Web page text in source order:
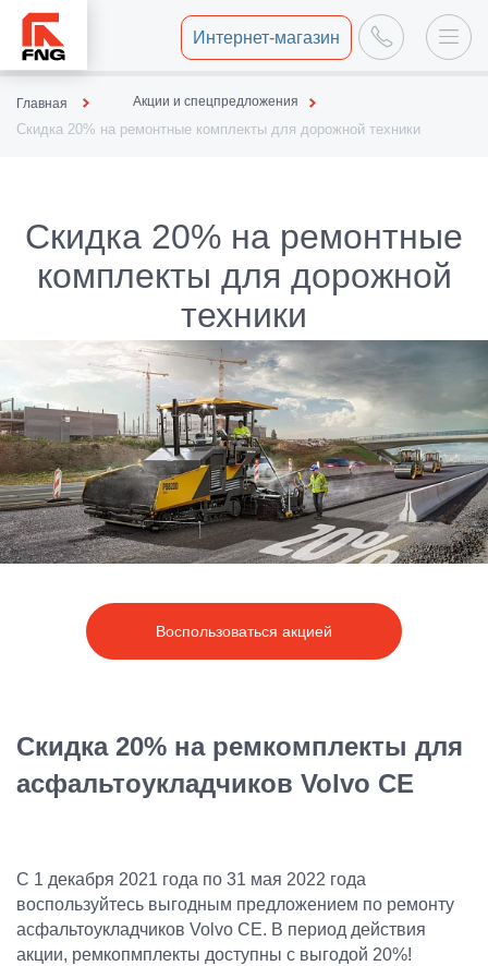
Интернет-магазин
Главная Акции и спецпредложения
Скидка 20% на ремонтные комплекты для дорожной техники
Скидка 20% на ремонтные
комплекты для дорожной
техники
Воспользоваться акцией
Скидка 20% на ремкомплекты для
асфальтоукладчиков Volvo CE
С 1 декабря 2021 года по 31 мая 2022 года
воспользуйтесь выгодным предложением по ремонту
асфальтоукладчиков Volvo CE. В период действия
акции, ремкопмплекты доступны с выгодой 20%!